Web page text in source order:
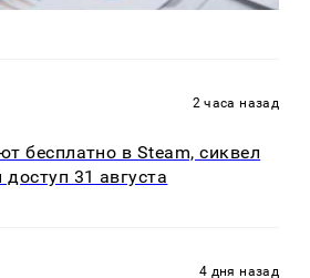
2 часа назад
бесплатно в Steam, сиквел
31 августа
4 дня назад